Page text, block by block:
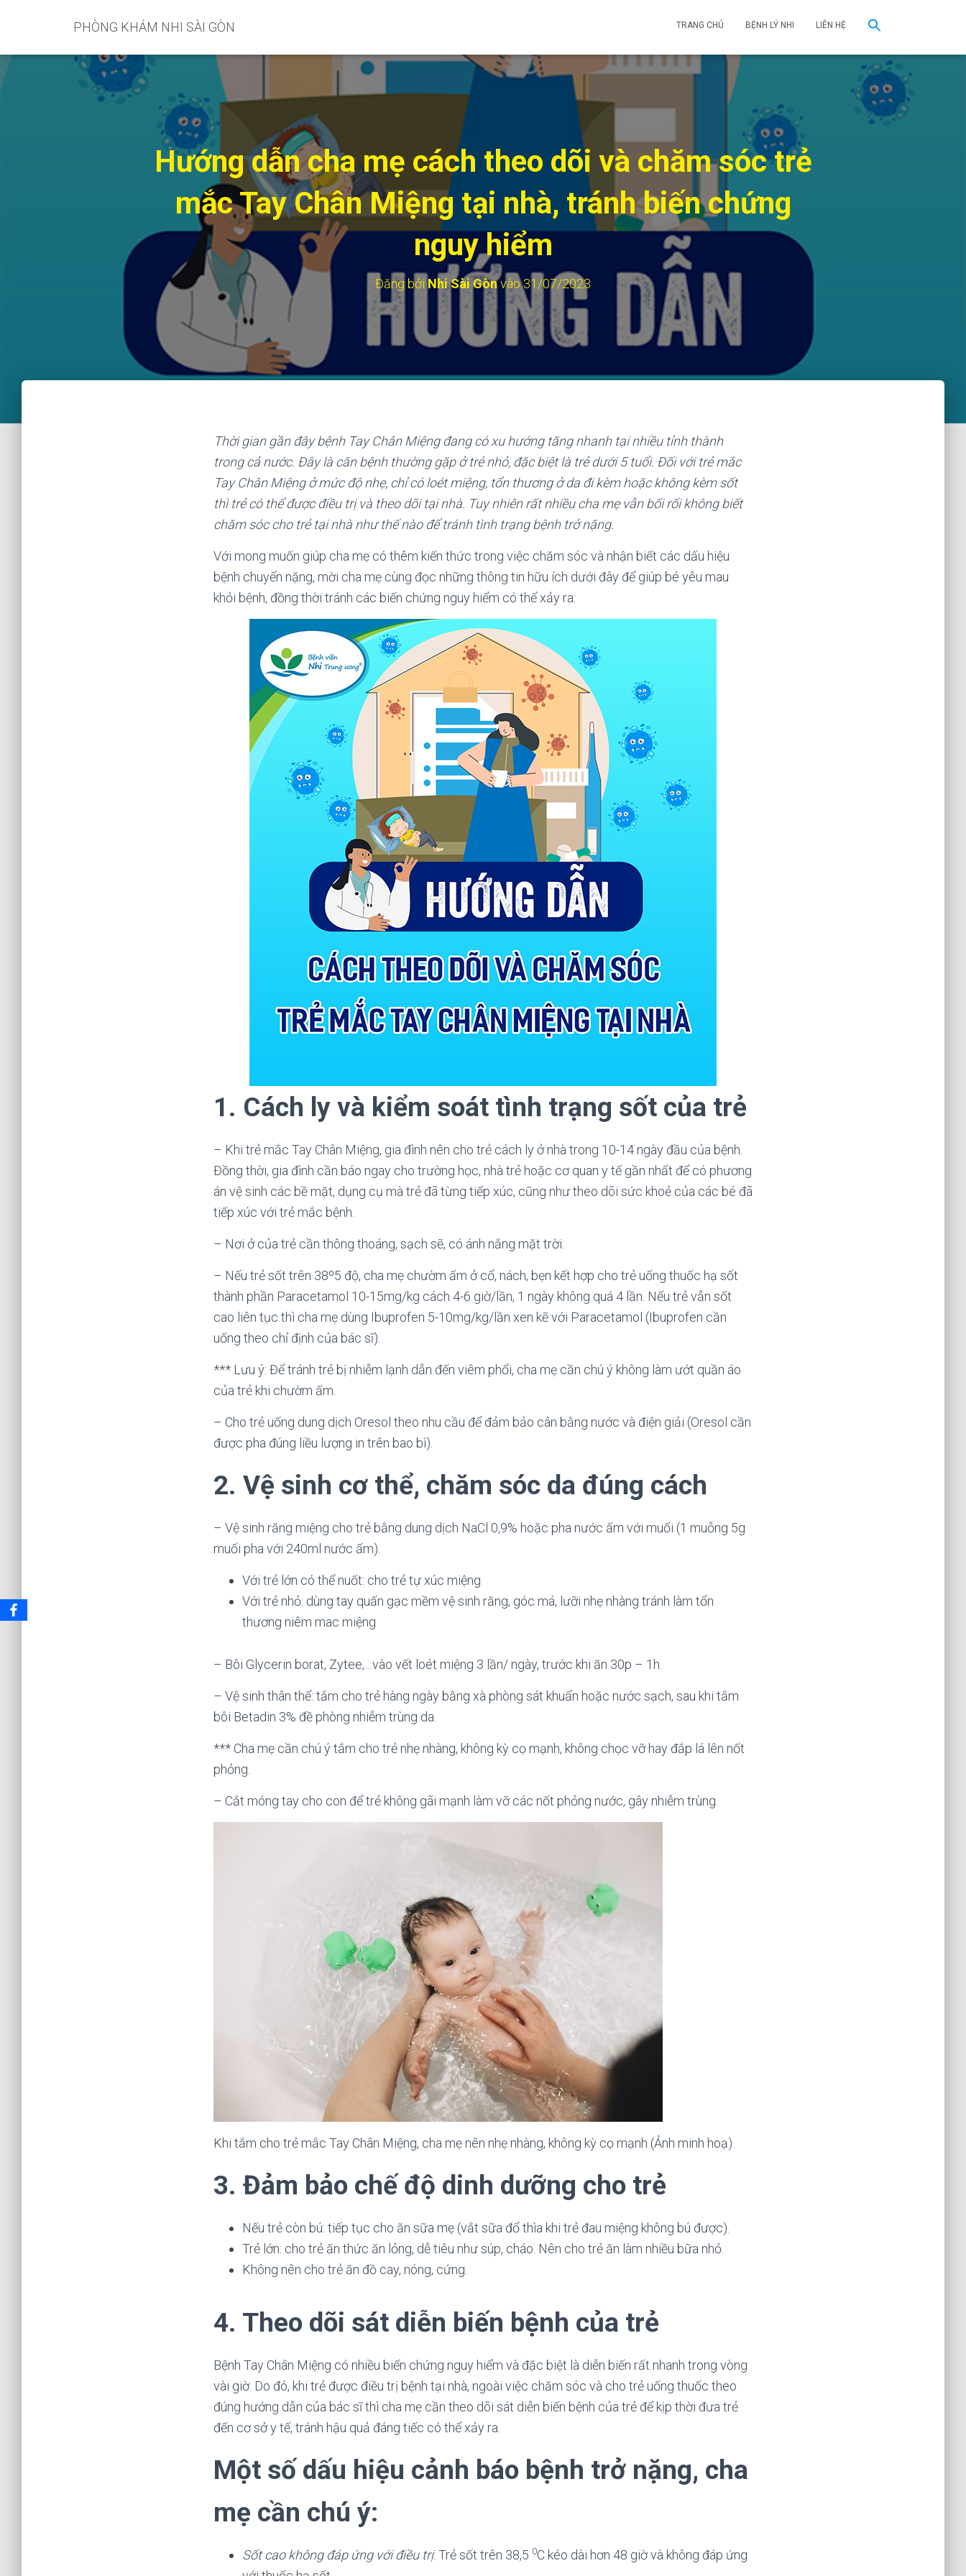
PHÒNG KHÁM NHI SÀI GÒN TRANG CHỦ BỆNH LÝ NHI LIÊN HỆ
Hướng dẫn cha mẹ cách theo dõi và chăm sóc trẻ
mắc Tay Chân Miệng tại nhà, tránh biến chứng
nguy hiểm
Đăng bởi Nhi Sài Gònvào31/07/2023
Thời gian gần đây bệnh Tay Chân Miệng đang có xu hướng tăng nhanh tại nhiều tỉnh thành
trong cả nước. Đây là căn bệnh thường gặp ở trẻ nhỏ, đặc biệt là trẻ dưới 5 tuổi. Đối với trẻ mắc
Tay Chân Miệng ở mức độ nhẹ, chỉ có loét miệng, tổn thương ở da đi kèm hoặc không kèm sốt
thì trẻ có thể được điều trị và theo dõi tại nhà. Tuy nhiên rất nhiều cha mẹ vẫn bối rối không biết
chăm sóc cho trẻ tại nhà như thế nào để tránh tình trạng bệnh trở nặng.
Với mong muốn giúp cha mẹ có thêm kiến thức trong việc chăm sóc và nhận biết các dấu hiệu
bệnh chuyển nặng, mời cha mẹ cùng đọc những thông tin hữu ích dưới đây để giúp bé yêu mau
khỏi bệnh, đồng thời tránh các biến chứng nguy hiểm có thể xảy ra:
1. Cách ly và kiểm soát tình trạng sốt của trẻ
– Khi trẻ mắc Tay Chân Miệng, gia đình nên cho trẻ cách ly ở nhà trong 10-14 ngày đầu của bệnh.
Đồng thời, gia đình cần báo ngay cho trường học, nhà trẻ hoặc cơ quan y tế gần nhất để có phương
án vệ sinh các bề mặt, dụng cụ mà trẻ đã từng tiếp xúc, cũng như theo dõi sức khoẻ của các bé đã
tiếp xúc với trẻ mắc bệnh.
– Nơi ở của trẻ cần thông thoáng, sạch sẽ, có ánh nắng mặt trời.
– Nếu trẻ sốt trên 38º5 độ, cha mẹ chườm ấm ở cổ, nách, bẹn kết hợp cho trẻ uống thuốc hạ sốt
thành phần Paracetamol 10-15mg/kg cách 4-6 giờ/lần, 1 ngày không quá 4 lần. Nếu trẻ vẫn sốt
cao liên tục thì cha mẹ dùng Ibuprofen 5-10mg/kg/lần xen kẽ với Paracetamol (Ibuprofen cần
uống theo chỉ định của bác sĩ).
*** Lưu ý: Để tránh trẻ bị nhiễm lạnh dẫn đến viêm phổi, cha mẹ cần chú ý không làm ướt quần áo
của trẻ khi chườm ấm.
– Cho trẻ uống dung dịch Oresol theo nhu cầu để đảm bảo cân bằng nước và điện giải (Oresol cần
được pha đúng liều lượng in trên bao bì).
2. Vệ sinh cơ thể, chăm sóc da đúng cách
– Vệ sinh răng miệng cho trẻ bằng dung dịch NaCl 0,9% hoặc pha nước ấm với muối (1 muỗng 5g
muối pha với 240ml nước ấm).
Với trẻ lớn có thể nuốt: cho trẻ tự xúc miệng
Với trẻ nhỏ: dùng tay quấn gạc mềm vệ sinh răng, góc má, lưỡi nhẹ nhàng tránh làm tổn
thương niêm mac miệng
– Bôi Glycerin borat, Zytee,…vào vết loét miệng 3 lần/ ngày, trước khi ăn 30p – 1h.
– Vệ sinh thân thể: tắm cho trẻ hàng ngày bằng xà phòng sát khuẩn hoặc nước sạch, sau khi tắm
bôi Betadin 3% đề phòng nhiễm trùng da.
*** Cha mẹ cần chú ý tắm cho trẻ nhẹ nhàng, không kỳ cọ mạnh, không chọc vỡ hay đắp lá lên nốt
phỏng.
– Cắt móng tay cho con để trẻ không gãi mạnh làm vỡ các nốt phỏng nước, gây nhiễm trùng.
Khi tắm cho trẻ mắc Tay Chân Miệng, cha mẹ nên nhẹ nhàng, không kỳ cọ mạnh (Ảnh minh hoạ)
3. Đảm bảo chế độ dinh dưỡng cho trẻ
Nếu trẻ còn bú: tiếp tục cho ăn sữa mẹ (vắt sữa đổ thìa khi trẻ đau miệng không bú được).
Trẻ lớn: cho trẻ ăn thức ăn lỏng, dễ tiêu như súp, cháo. Nên cho trẻ ăn làm nhiều bữa nhỏ.
Không nên cho trẻ ăn đồ cay, nóng, cứng.
4. Theo dõi sát diễn biến bệnh của trẻ
Bệnh Tay Chân Miệng có nhiều biến chứng nguy hiểm và đặc biệt là diễn biến rất nhanh trong vòng
vài giờ. Do đó, khi trẻ được điều trị bệnh tại nhà, ngoài việc chăm sóc và cho trẻ uống thuốc theo
đúng hướng dẫn của bác sĩ thì cha mẹ cần theo dõi sát diễn biến bệnh của trẻ để kịp thời đưa trẻ
đến cơ sở y tế, tránh hậu quả đáng tiếc có thể xảy ra.
Một số dấu hiệu cảnh báo bệnh trở nặng, cha
mẹ cần chú ý:
Sốt cao không đáp ứng với điều trị: Trẻ sốt trên 38,5 0C kéo dài hơn 48 giờ và không đáp ứng